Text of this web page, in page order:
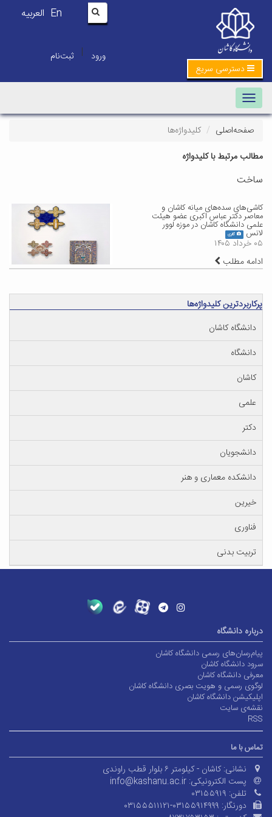
En العربیه
ورود | ثبت‌نام
دسترسی سریع
Toggle navigation
صفحه‌اصلی
کلیدواژه‌ها
مطالب مرتبط با کلیدواژه
ساخت
کاشی‌های سده‌های میانه کاشان و
معاصر دکتر عباس اکبری عضو هیئت
علمی دانشگاه کاشان در موزه لوور
لانس گالری
۰۵ خرداد ۱۴۰۵
ادامه مطلب
پرکاربردترین کلیدواژه‌ها
دانشگاه کاشان
دانشگاه
کاشان
علمی
دکتر
دانشجویان
دانشکده معماری و هنر
خیرین
فناوری
تربیت بدنی
درباره دانشگاه
پیام‌رسان‌های رسمی دانشگاه کاشان
سرود دانشگاه کاشان
معرفی دانشگاه کاشان
لوگوی رسمی و هویت بصری دانشگاه کاشان
اپلیکیشن دانشگاه کاشان
نقشه‌ی سایت
RSS
تماس با ما
نشانی: کاشان - کیلومتر ۶ بلوار قطب راوندی
پست الکترونیکی: info@kashanu.ac.ir
تلفن: ۰۳۱۵۵۹۱۹
دورنگار: ۰۳۱۵۵۵۱۱۱۲۱-۰۳۱۵۵۹۱۴۹۹۹